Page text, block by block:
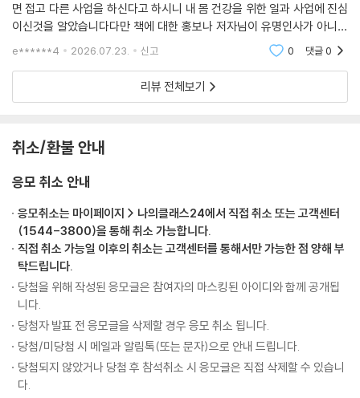
면 접고 다른 사업을 하신다고 하시니 내 몸 건강을 위한 일과 사업에 진심
이신것을 알았습니다다만 책에 대한 홍보나 저자님이 유명인사가 아니시
라서 강연장에 사람이 많지 않았다는 것과 저자님 지인들이 많았다는게 왠
e******4 2026.07.23. 신고 0 댓글0
리뷰 전체보기
취소/환불 안내
응모 취소 안내
응모취소는 마이페이지 > 나의클래스24에서 직접 취소 또는 고객센터
(1544-3800)을 통해 취소 가능합니다.
직접 취소 가능일 이후의 취소는 고객센터를 통해서만 가능한 점 양해 부
탁드립니다.
당첨을 위해 작성된 응모글은 참여자의 마스킹된 아이디와 함께 공개됩
니다.
당첨자 발표 전 응모글을 삭제할 경우 응모 취소 됩니다.
당첨/미당첨 시 메일과 알림톡(또는 문자)으로 안내 드립니다.
당첨되지 않았거나 당첨 후 참석취소 시 응모글은 직접 삭제할 수 있습니
다.